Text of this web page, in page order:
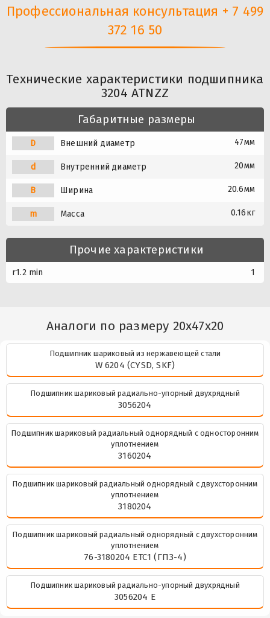
Профессиональная консультация + 7 499
372 16 50
Технические характеристики подшипника
3204 ATNZZ
Габаритные размеры
D Внешний диаметр 47мм
d Внутренний диаметр 20мм
B Ширина 20.6мм
m Масса 0.16кг
Прочие характеристики
r1.2 min 1
Аналоги по размеру 20x47x20
Подшипник шариковый из нержавеющей стали
W 6204 (CYSD, SKF)
Подшипник шариковый радиально-упорный двухрядный
3056204
Подшипник шариковый радиальный однорядный с односторонним
уплотнением
3160204
Подшипник шариковый радиальный однорядный с двухсторонним
уплотнением
3180204
Подшипник шариковый радиальный однорядный с двухсторонним
уплотнением
76-3180204 ЕТС1 (ГПЗ-4)
Подшипник шариковый радиально-упорный двухрядный
3056204 Е